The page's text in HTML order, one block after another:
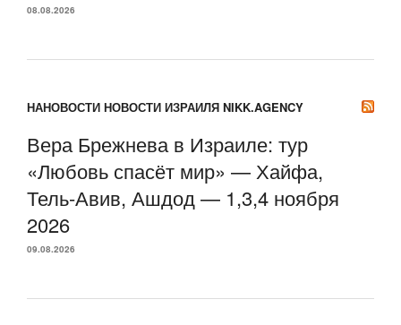
08.08.2026
НАНОВОСТИ НОВОСТИ ИЗРАИЛЯ NIKK.AGENCY
Вера Брежнева в Израиле: тур
«Любовь спасёт мир» — Хайфа,
Тель-Авив, Ашдод — 1,3,4 ноября
2026
09.08.2026